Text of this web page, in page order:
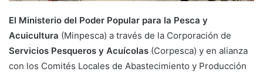
El Ministerio del Poder Popular para la Pesca y
Acuicultura (Minpesca) a través de la Corporación de
Servicios Pesqueros y Acuícolas (Corpesca) y en alianza
con los Comités Locales de Abastecimiento y Producción